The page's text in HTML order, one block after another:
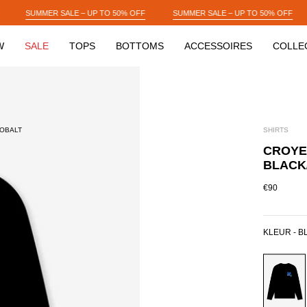
50% OFF SUMMER SALE – UP TO 50% OFF SUMMER SALE – UP TO
SALE TOPS BOTTOMS ACCESSOIRES
SHIRTS
€90
KLEUR -
BLACK/